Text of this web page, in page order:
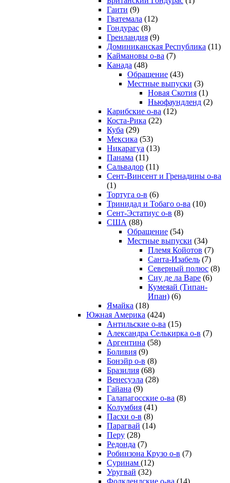
Гаити (9)
Гватемала (12)
Гондурас (8)
Гренландия (9)
Доминиканская Республика (11)
Каймановы о-ва (7)
Канада (48)
Обращение (43)
Местные выпуски (3)
Новая Скотия (1)
Ньюфаундленд (2)
Карибские о-ва (12)
Коста-Рика (22)
Куба (29)
Мексика (53)
Никарагуа (13)
Панама (11)
Сальвадор (11)
Сент-Винсент и Гренадины о-ва
(1)
Тортуга о-в (6)
Тринидад и Тобаго о-ва (10)
Сент-Эстатиус о-в (8)
США (88)
Обращение (54)
Местные выпуски (34)
Племя Койотов (7)
Санта-Изабель (7)
Северный полюс (8)
Сиу де ла Варе (6)
Кумеяай (Типан-
Ипан) (6)
Ямайка (18)
Южная Америка (424)
Антильские о-ва (15)
Александра Селькирка о-в (7)
Аргентина (58)
Боливия (9)
Бонэйр о-в (8)
Бразилия (68)
Венесуэла (28)
Гайана (9)
Галапагосские о-ва (8)
Колумбия (41)
Пасхи о-в (8)
Парагвай (14)
Перу (28)
Редонда (7)
Робинзона Крузо о-в (7)
Суринам (12)
Уругвай (32)
Фолклендские о-ва (14)